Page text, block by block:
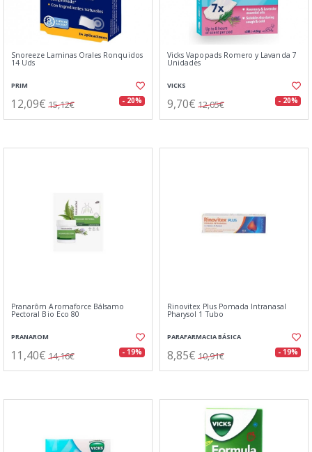
Snoreeze Laminas Orales Ronquidos
14 Uds
PRIM
12,09€ 15,12€ - 20%
Vicks Vapopads Romero y Lavanda 7
Unidades
VICKS
9,70€ 12,05€ - 20%
Pranarôm Aromaforce Bálsamo
Pectoral Bio Eco 80
PRANAROM
11,40€ 14,16€ - 19%
Rinovitex Plus Pomada Intranasal
Pharysol 1 Tubo
PARAFARMACIA BÁSICA
8,85€ 10,91€ - 19%